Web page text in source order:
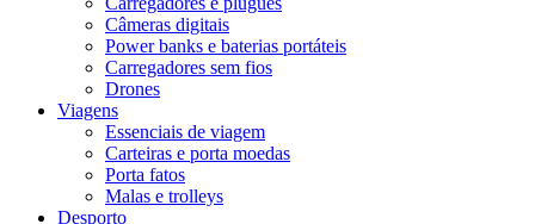
Câmeras digitais
Power banks e baterias portáteis
Carregadores sem fios
Drones
Viagens
Essenciais de viagem
Carteiras e porta moedas
Porta fatos
Malas e trolleys
Desporto